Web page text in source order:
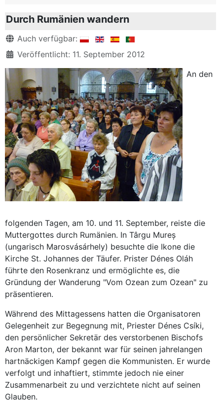
Durch Rumänien wandern
DetailsAuch verfügbar:
Veröffentlicht: 11. September 2012
An den
folgenden Tagen, am 10. und 11. September, reiste die
Muttergottes durch Rumänien. In Târgu Mureș
(ungarisch Marosvásárhely) besuchte die Ikone die
Kirche St. Johannes der Täufer. Prister Dénes Oláh
führte den Rosenkranz und ermöglichte es, die
Gründung der Wanderung "Vom Ozean zum Ozean" zu
präsentieren.
Während des Mittagessens hatten die Organisatoren
Gelegenheit zur Begegnung mit, Priester Dénes Csíki,
den persönlicher Sekretär des verstorbenen Bischofs
Aron Marton, der bekannt war für seinen jahrelangen
hartnäckigen Kampf gegen die Kommunisten. Er wurde
verfolgt und inhaftiert, stimmte jedoch nie einer
Zusammenarbeit zu und verzichtete nicht auf seinen
Glauben.